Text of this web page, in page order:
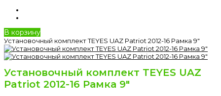
В корзину
Установочный комплект TEYES UAZ Patriot 2012-16 Рамка 9"
Установочный комплект TEYES UAZ
Patriot 2012-16 Рамка 9"